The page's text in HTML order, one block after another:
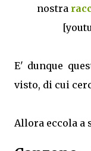
nostra
E' dunque
visto, di cui
Allora eccola a